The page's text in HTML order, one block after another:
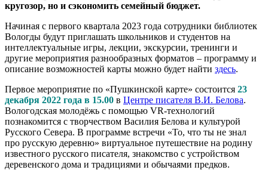
кругозор, но и сэкономить семейный бюджет.
Начиная с первого квартала 2023 года сотрудники библиотек
Вологды будут приглашать школьников и студентов на
интеллектуальные игры, лекции, экскурсии, тренинги и
другие мероприятия разнообразных форматов – программу и
описание возможностей карты можно будет найти здесь.
Первое мероприятие по «Пушкинской карте» состоится 23
декабря 2022 года в 15.00 в Центре писателя В.И. Белова.
Вологодская молодёжь с помощью VR-технологий
познакомится с творчеством Василия Белова и культурой
Русского Севера. В программе встречи «То, что ты не знал
про русскую деревню» виртуальное путешествие на родину
известного русского писателя, знакомство с устройством
деревенского дома и традициями и обычаями предков.